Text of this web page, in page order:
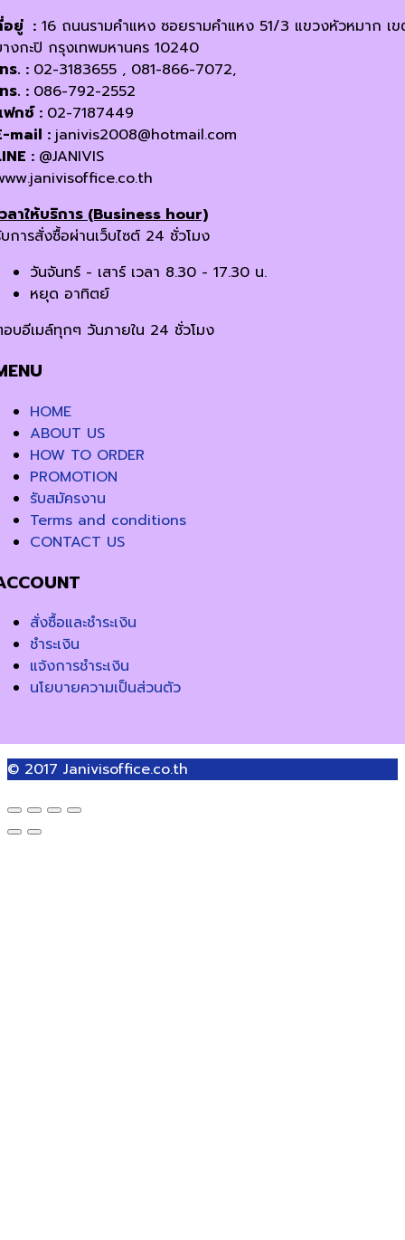
อยู่ : 16 ถนนรามคำแหง ซอยรามคำแหง 51/3 แขวงหัวหมาก เ
งกะปิ กรุงเทพมหานคร 10240
ร. : 02-3183655 , 081-866-7072,
ร. : 086-792-2552
กซ์ : 02-7187449
mail : janivis2008@hotmail.com
: @JANIVIS
ลาให้บริการ (Business hour)
การสั่งซื้อผ่านเว็บไซต์ 24 ชั่วโมง
วันจันทร์ - เสาร์ เวลา 8.30 - 17.30 น.
หยุด อาทิตย์
บอีเมล์ทุกๆ วันภายใน 24 ชั่วโมง
HOME
ABOUT US
HOW TO ORDER
PROMOTION
รับสมัครงาน
Terms and conditions
CONTACT US
สั่งซื้อและชำระเงิน
ชำระเงิน
แจ้งการชำระเงิน
นโยบายความเป็นส่วนตัว
© 2017 Janivisoffice.co.th